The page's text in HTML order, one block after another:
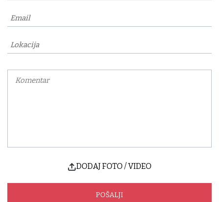
DODAJ FOTO / VIDEO